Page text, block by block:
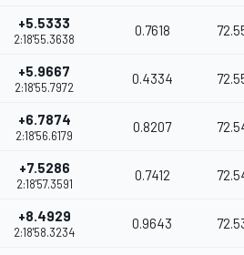
+5.5333
2:18'55.3638
0.7618
+5.9667
2:18'55.7972
0.4334
+6.7874
2:18'56.6179
0.8207
+7.5286
2:18'57.3591
0.7412
+8.4929
2:18'58.3234
0.9643